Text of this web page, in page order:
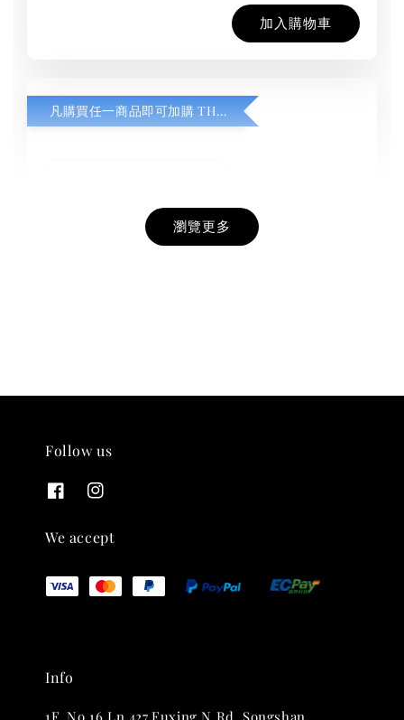
加入購物車
凡購買任一商品即可加購 THT 九週年紀念 T-shirt
NT$ 880
凡購買任一商品即可加購 THT 九週年 唱片墊 (2入一組)
瀏覽更多
Follow us
We accept
Info